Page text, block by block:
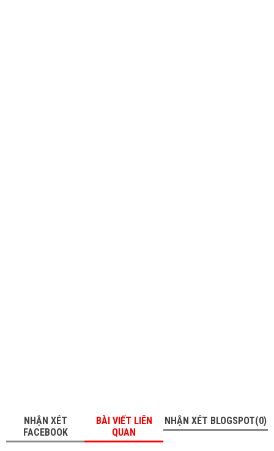
NHẬN XÉT
FACEBOOK
BÀI VIẾT LIÊN
QUAN
NHẬN XÉT BLOGSPOT(0)